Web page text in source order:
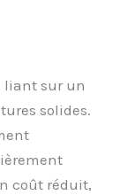
liant sur un
solides.
coût réduit,